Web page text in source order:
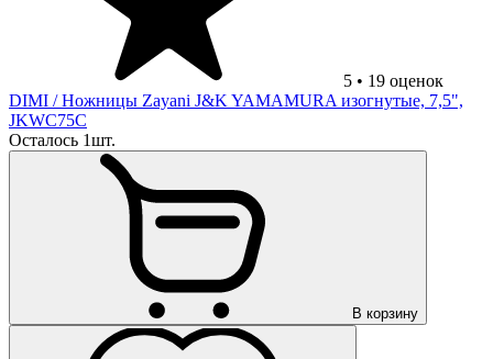
5 • 19 оценок
DIMI / Ножницы Zayani J&K YAMAMURA изогнутые, 7,5",
JKWC75С
Осталось 1шт.
В корзину